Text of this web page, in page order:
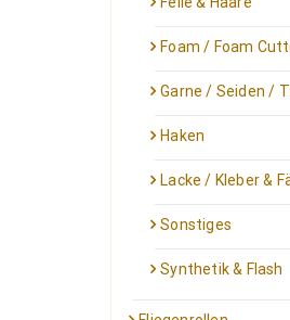
Foam / Foam
Garne / Seiden /
Haken
Lacke / Kleber &
Sonstiges
Synthetik & Flash